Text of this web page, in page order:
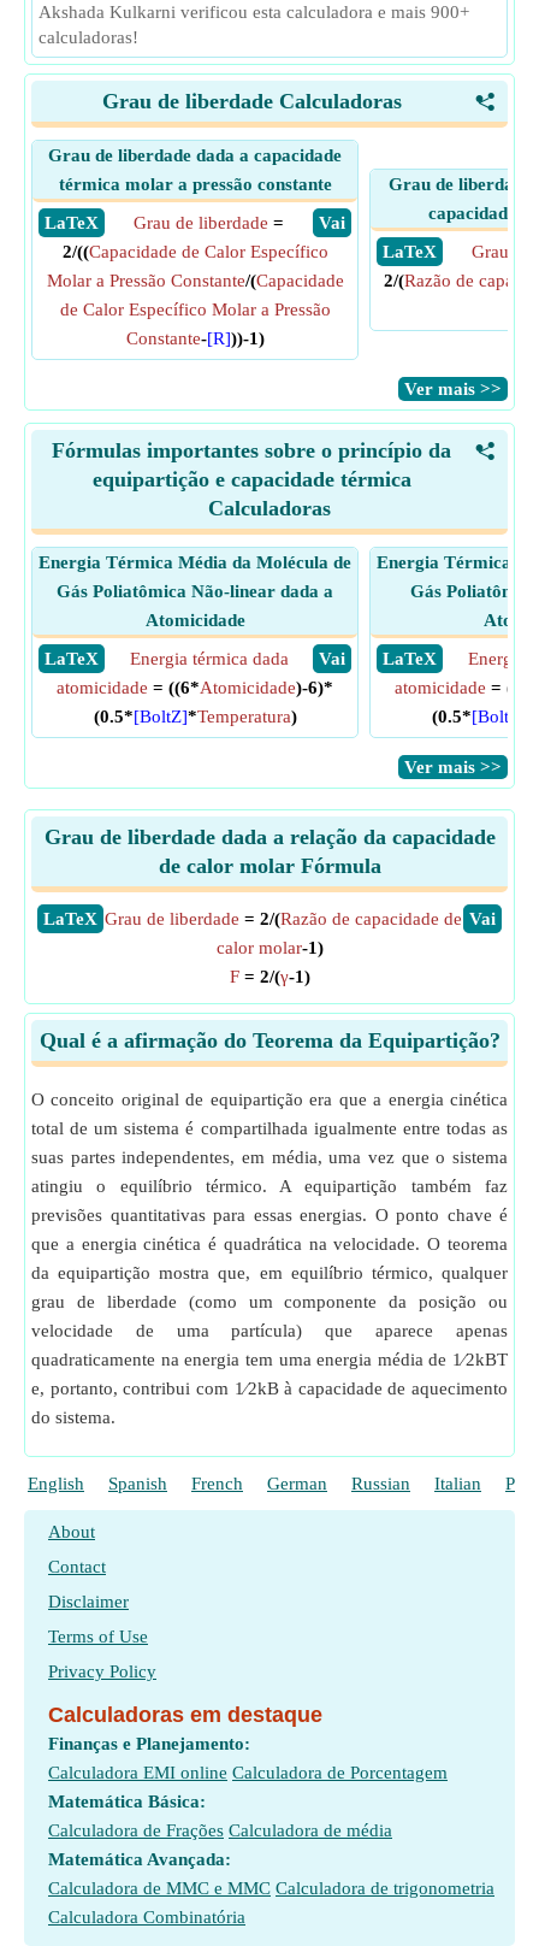
Akshada Kulkarni verificou esta calculadora e mais 900+
calculadoras!
<
Grau de liberdade Calculadoras
Grau de liberdade dada a capacidade
térmica molar a pressão constante
​ LaTeX
​ Vai
Grau de liberdade =
2/((Capacidade de Calor Específico
Molar a Pressão Constante/(Capacidade
de Calor Específico Molar a Pressão
Constante-[R]))-1)
Grau de liberdade
capacidade
​ LaTeX
Grau de
2/(Razão de
​Ver mais >>
<
Fórmulas importantes sobre o princípio da
equipartição e capacidade térmica
Calculadoras
Energia Térmica Média da Molécula de
Gás Poliatômica Não-linear dada a
Atomicidade
​ LaTeX
​ Vai
Energia térmica dada
atomicidade = ((6*Atomicidade)-6)*
(0.5*[BoltZ]*Temperatura)
Energia Térmica
Gás
​ LaTeX
Energia
atomicidade = ((6*
(0.5*[BoltZ]
​Ver mais >>
Grau de liberdade dada a relação da capacidade
de calor molar Fórmula
​LaTeX ​Vai
Grau de liberdade = 2/(Razão de capacidade de
calor molar-1)
F= 2/(γ-1)
Qual é a afirmação do Teorema da Equipartição?
O conceito original de equipartição era que a energia cinética
total de um sistema é compartilhada igualmente entre todas as
suas partes independentes, em média, uma vez que o sistema
atingiu o equilíbrio térmico. A equipartição também faz
previsões quantitativas para essas energias. O ponto chave é
que a energia cinética é quadrática na velocidade. O teorema
da equipartição mostra que, em equilíbrio térmico, qualquer
grau de liberdade (como um componente da posição ou
velocidade de uma partícula) que aparece apenas
quadraticamente na energia tem uma energia média de 1⁄2kBT
e, portanto, contribui com 1⁄2kB à capacidade de aquecimento
do sistema.
English Spanish French German Russian Italian
About
Contact
Disclaimer
Terms of Use
Privacy Policy
Calculadoras em destaque
Finanças e Planejamento:
Calculadora EMI online Calculadora de Porcentagem
Matemática Básica:
Calculadora de Frações Calculadora de média
Matemática Avançada:
Calculadora de MMC e MMC Calculadora de trigonometria
Calculadora Combinatória